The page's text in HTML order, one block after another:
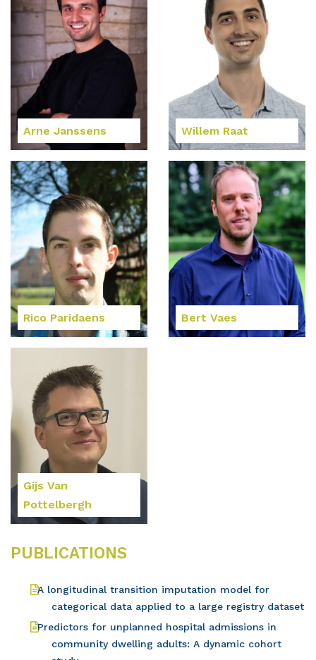
Arne Janssens Willem Raat
Rico Paridaens Bert Vaes
Gijs Van
Pottelbergh
PUBLICATIONS
A longitudinal transition imputation model for
categorical data applied to a large registry dataset
Predictors for unplanned hospital admissions in
community dwelling adults: A dynamic cohort